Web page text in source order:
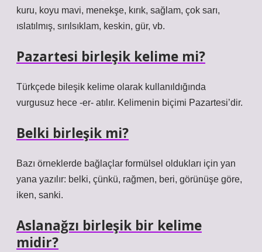
kuru, koyu mavi, menekşe, kırık, sağlam, çok sarı,
ıslatılmış, sırılsıklam, keskin, gür, vb.
Pazartesi birleşik kelime mi?
Türkçede bileşik kelime olarak kullanıldığında
vurgusuz hece -er- atılır. Kelimenin biçimi Pazartesi’dir.
Belki birleşik mi?
Bazı örneklerde bağlaçlar formülsel oldukları için yan
yana yazılır: belki, çünkü, rağmen, beri, görünüşe göre,
iken, sanki.
Aslanağzı birleşik bir kelime
midir?